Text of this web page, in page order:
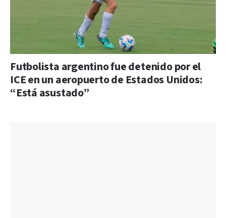
Futbolista argentino fue detenido por el
ICE en un aeropuerto de Estados Unidos:
“Está asustado”